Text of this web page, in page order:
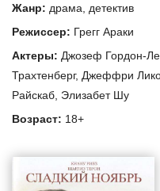
Жанр: драма
детектив
Режиссер: Грегг Араки
Актеры: Джозеф Гордон-
Трахтенберг, Джеффри
Райскаб Элизабет Шу
Возраст: 18+